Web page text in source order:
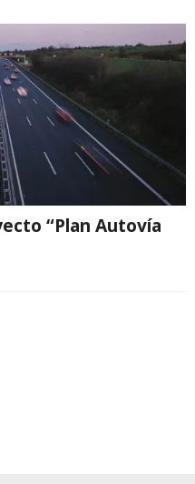
“Plan Autovía